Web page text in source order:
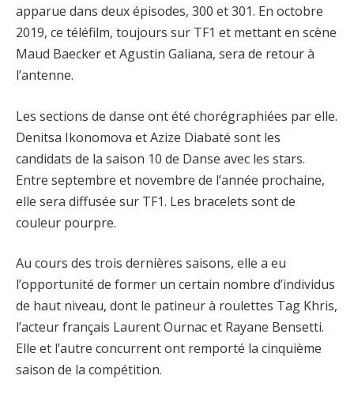
apparue dans deux épisodes, 300 et 301. En octobre
2019, ce téléfilm, toujours sur TF1 et mettant en scène
Maud Baecker et Agustin Galiana, sera de retour à
l’antenne.
Les sections de danse ont été chorégraphiées par elle.
Denitsa Ikonomova et Azize Diabaté sont les
candidats de la saison 10 de Danse avec les stars.
Entre septembre et novembre de l’année prochaine,
elle sera diffusée sur TF1. Les bracelets sont de
couleur pourpre.
Au cours des trois dernières saisons, elle a eu
l’opportunité de former un certain nombre d’individus
de haut niveau, dont le patineur à roulettes Tag Khris,
l’acteur français Laurent Ournac et Rayane Bensetti.
Elle et l’autre concurrent ont remporté la cinquième
saison de la compétition.